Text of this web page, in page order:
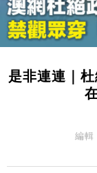
10:57
財經｜美
25%
18:15
本地｜新
17:40
財經｜本
財經｜
財經｜
司
是非連連｜
編輯